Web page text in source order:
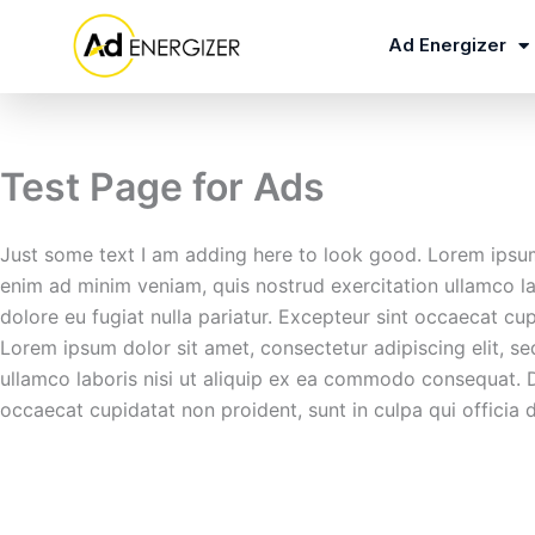
Ad Energizer
Test Page for Ads
Just some text I am adding here to look good. Lorem
enim ad minim veniam, quis nostrud exercitation ullamco
dolore eu fugiat nulla pariatur. Excepteur sint occaecat
Lorem ipsum dolor sit amet, consectetur adipiscing elit,
ullamco laboris nisi ut aliquip ex ea commodo
occaecat cupidatat non proident, sunt in culpa qui officia